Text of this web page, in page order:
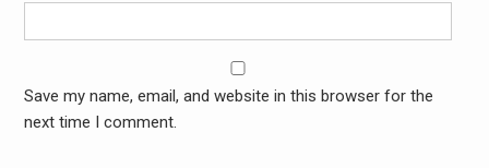
Save my name, email, and website in this browser for the
next time I comment.